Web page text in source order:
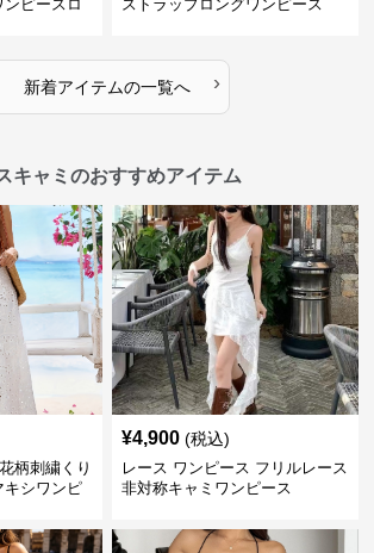
ピースロ
ストラップロングワンピース
新着アイテムの一覧へ ›
キャミのおすすめアイテム
柄刺繍くり
キシワンピ
¥4,900 (税込)
レース ワンピース フリルレース
非対称キャミワンピース